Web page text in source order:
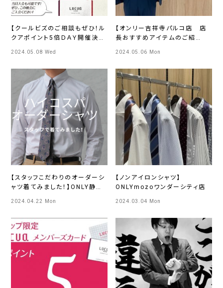
【クールビズのご相談もぜひ！ル
クアポイント5倍ＤＡＹ開催決
2024.05.08 Wed
【オンリー吉祥寺パルコ店 店
長おすすめアイテムのご紹
2024.05.06 Mon
【スタッフこだわりのオーダーシ
ャツ着てみました！】ONLY静岡
2024.04.22 Mon
【ノンアイロンシャツ】
ONLYmozoワンダーシティ店
2024.03.04 Mon